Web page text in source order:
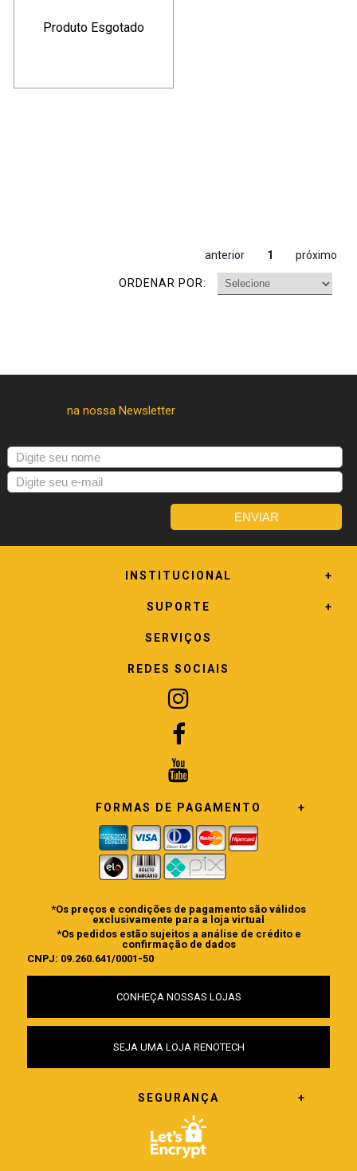
Produto Esgotado
anterior 1 próximo
ORDENAR POR:
INSTITUCIONAL
SUPORTE
SERVIÇOS
REDES SOCIAIS
FORMAS DE PAGAMENTO
*Os preços e condições de pagamento são válidos
exclusivamente para a loja virtual
*Os pedidos estão sujeitos a análise de crédito e
confirmação de dados
CNPJ: 09.260.641/0001-50
CONHEÇA NOSSAS LOJAS
SEJA UMA LOJA RENOTECH
SEGURANÇA